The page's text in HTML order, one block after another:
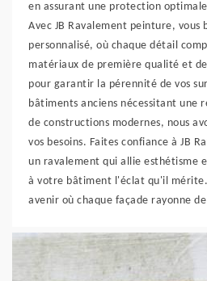
en assurant une protection
Avec JB Ravalement peinture, vous
personnalisé, où chaque détail
matériaux de première qualité et
pour garantir la pérennité de vos
bâtiments anciens nécessitant une
de constructions modernes, nous
vos besoins. Faites confiance à JB
un ravalement qui allie esthétisme
à votre bâtiment l'éclat qu'il mérite.
avenir où chaque façade rayonne